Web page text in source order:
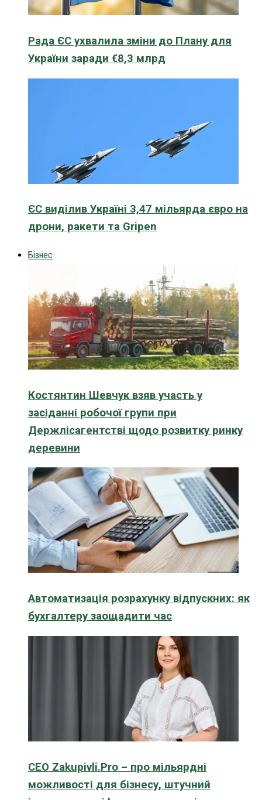
Рада ЄС ухвалила зміни до Плану для
України заради €8,3 млрд
ЄС виділив Україні 3,47 мільярда євро на
дрони, ракети та Gripen
Бізнес
Костянтин Шевчук взяв участь у
засіданні робочої групи при
Держлісагентстві щодо розвитку ринку
деревини
Автоматизація розрахунку відпускних: як
бухгалтеру заощадити час
CEO Zakupivli.Pro – про мільярдні
можливості для бізнесу, штучний